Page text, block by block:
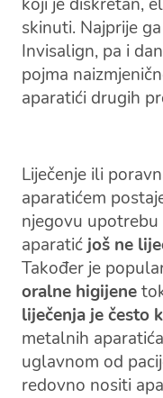
skinuti. Najprije
Invisalign, pa i
pojma
aparatići drugih
Liječenje ili
aparatićem
njegovu upotrebu
aparatić još ne
Također je
oralne higijene
liječenja je često
metalnih
uglavnom od
redovno nositi